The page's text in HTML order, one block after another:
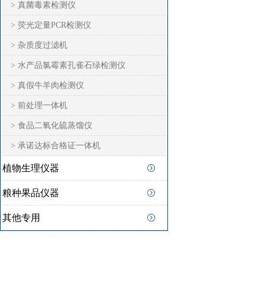
> 真菌毒素检测仪
> 荧光定量PCR检测仪
> 杂质度过滤机
> 水产品氯霉素孔雀石绿检测仪
> 真假牛羊肉检测仪
> 前处理一体机
> 食品二氧化硫蒸馏仪
> 承诺达标合格证一体机
植物生理仪器
粮种果品仪器
其他专用